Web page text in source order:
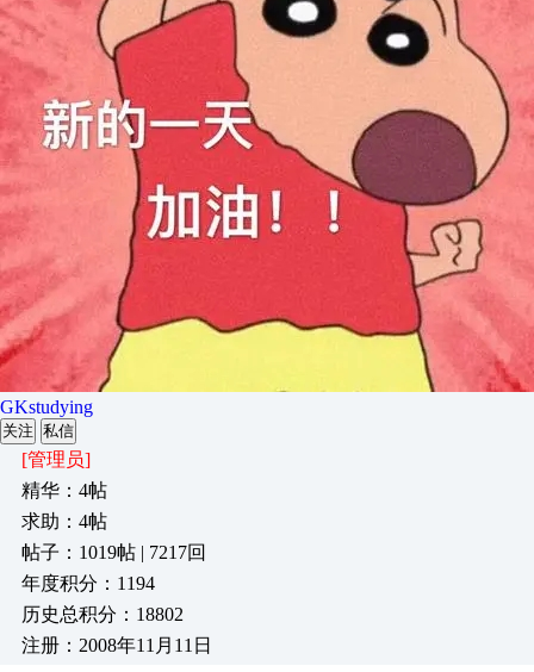
GKstudying
关注 私信
[管理员]
精华：4帖
求助：4帖
帖子：1019帖 | 7217回
年度积分：1194
历史总积分：18802
注册：2008年11月11日